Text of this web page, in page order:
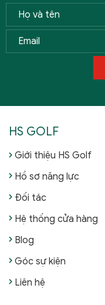
HS GOLF
Giới thiệu HS Golf
Hồ sơ năng lực
Đối tác
Hệ thống cửa hàng
Blog
Góc sự kiện
Liên hệ